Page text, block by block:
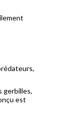
gerbilles,
est